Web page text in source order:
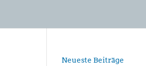
Neueste Beiträge